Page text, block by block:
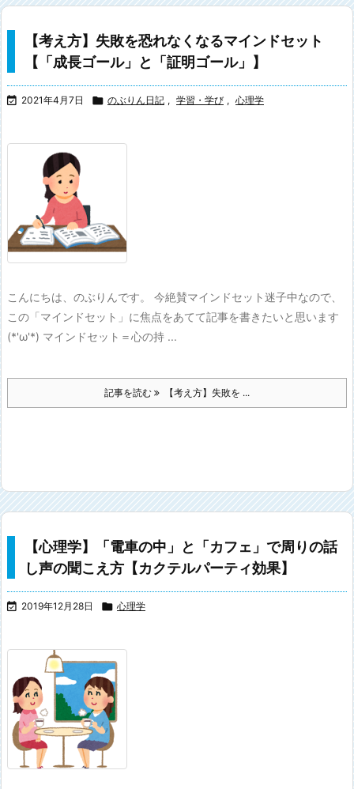
【考え方】失敗を恐れなくなるマインドセット
【「成長ゴール」と「証明ゴール」】
 2021年4月7日  のぶりん日記 , 学習・学び , 心理学
こんにちは、のぶりんです。 今絶賛マインドセット迷子中なので、
この「マインドセット」に焦点をあてて記事を書きたいと思います
(*'ω'*) マインドセット＝心の持 ...
記事を読む 【考え方】失敗を ...
【心理学】「電車の中」と「カフェ」で周りの話
し声の聞こえ方【カクテルパーティ効果】
 2019年12月28日  心理学